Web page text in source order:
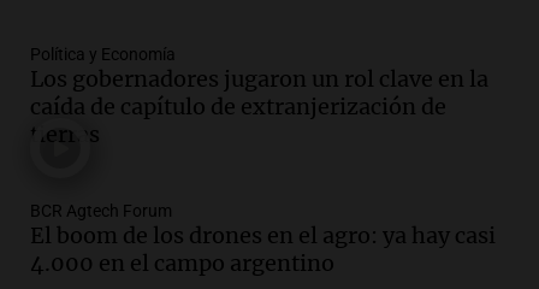
Audio.Ahyre estuvo en el Estudio
Federal Sancor Seguros y adelantó su
nuevo tema a Cadena 3 Rosario.
Viva la Radio Rosario
Cristo Redentor por acumulación de
nieve se extiende a 22 días
Panorama Federal
Política y Economía
Los gobernadores jugaron un rol clave en la
caída de capítulo de extranjerización de
tierras
BCR Agtech Forum
El boom de los drones en el agro: ya hay casi
4.000 en el campo argentino